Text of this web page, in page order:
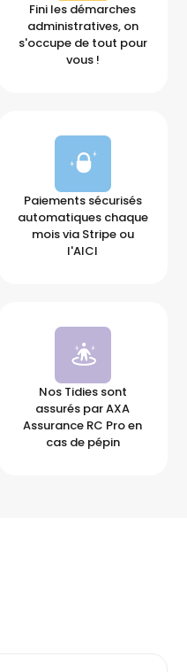
Fini les démarches
administratives, on
s'occupe de tout pour
vous !
Paiements sécurisés
automatiques chaque
mois via Stripe ou
l'AICI
Nos Tidies sont
assurés par AXA
Assurance RC Pro en
cas de pépin